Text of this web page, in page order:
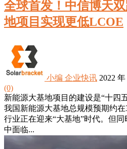
全球首发！中信博天
地项目实现更低LCOE
小编 企业快讯 2022 年
(0)
新能源大基地项目的建设是“十四
我国新能源大基地总规模预期约
行业正在迎来“大基地”时代。但
中面临...